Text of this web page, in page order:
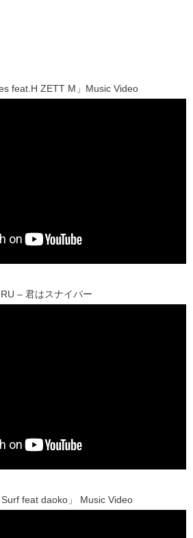
feat.H ZETT M」Music Video
– 君はスナイパー
feat daoko」 Music Video